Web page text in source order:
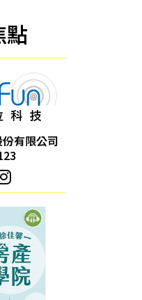
點
有限公司